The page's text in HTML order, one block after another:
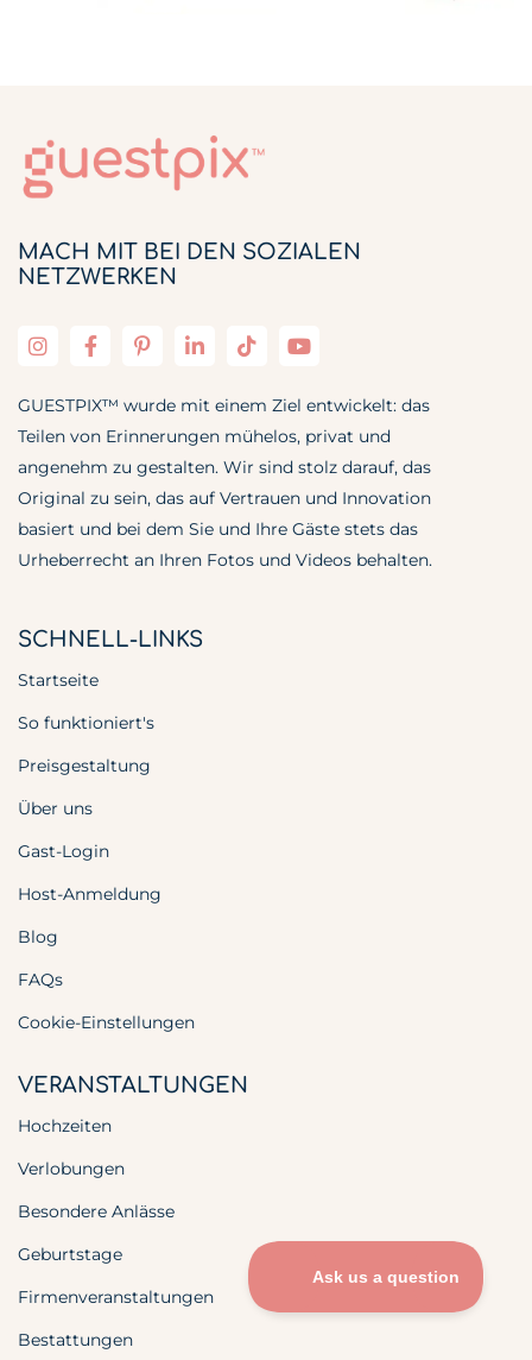
MACH MIT BEI DEN SOZIALEN
NETZWERKEN
GUESTPIX™ wurde mit einem Ziel entwickelt: das
Teilen von Erinnerungen mühelos, privat und
angenehm zu gestalten. Wir sind stolz darauf, das
Original zu sein, das auf Vertrauen und Innovation
basiert und bei dem Sie und Ihre Gäste stets das
Urheberrecht an Ihren Fotos und Videos behalten.
SCHNELL-LINKS
Startseite
So funktioniert's
Preisgestaltung
Über uns
Gast-Login
Host-Anmeldung
Blog
FAQs
Cookie-Einstellungen
VERANSTALTUNGEN
Hochzeiten
Verlobungen
Besondere Anlässe
Geburtstage
Firmenveranstaltungen
Bestattungen